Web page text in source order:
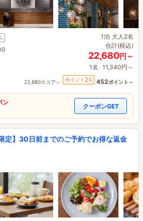
1泊 大人2名
合計(税込)
22,680円～
1名 11,340円～
22,680スコア～ ポイント 2% 452ポイント～
ン
クーポンGET
定】30日前までのご予約でお得な返金